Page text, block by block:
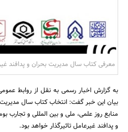
معرفی کتاب سال مدیریت بحران و پدافند
به گزارش اخبار رسمی به نقل از روابط
بیان این خبر گفت: انتخاب کتاب سال
منابع روز علمی، ملی و بین المللی و تجارب
و پدافند غیرعامل تاثیرگذار خواهد بود.